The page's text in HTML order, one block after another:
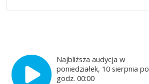
Najbliższa audycja w
poniedziałek, 10 sierpnia po
godz. 00:00